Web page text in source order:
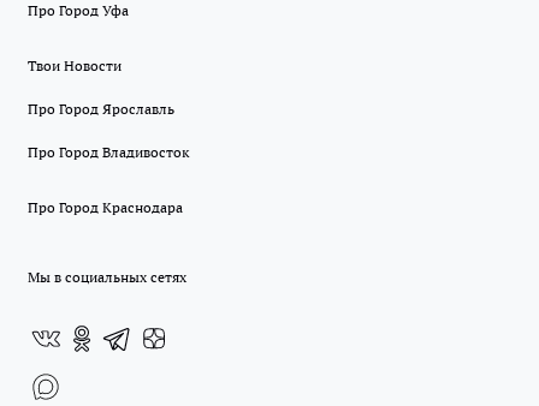
Про Город Уфа
Твои Новости
Про Город Ярославль
Про Город Владивосток
Про Город Краснодара
Мы в социальных сетях